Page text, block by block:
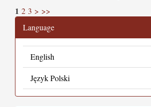
1 2 3 > >>
Language
English
Język Polski